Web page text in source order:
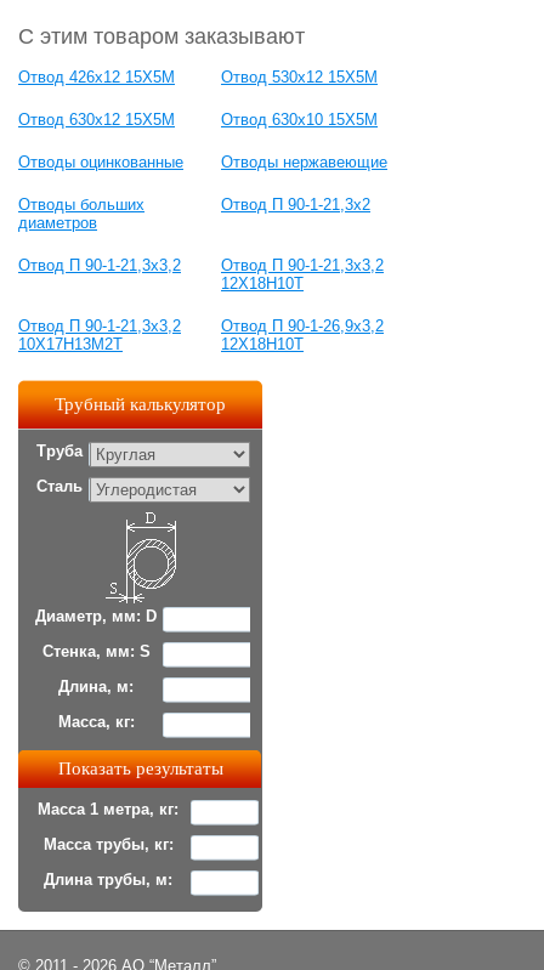
С этим товаром заказывают
Отвод 426х12 15Х5М Отвод 530х12 15Х5М
Отвод 630х12 15Х5М Отвод 630х10 15Х5М
Отводы оцинкованные Отводы нержавеющие
Отводы больших
диаметров
Отвод П 90-1-21,3х2
Отвод П 90-1-21,3х3,2
Отвод П 90-1-21,3х3,2
12Х18Н10Т
Отвод П 90-1-21,3х3,2
10Х17Н13М2Т
Отвод П 90-1-26,9х3,2
12Х18Н10Т
Трубный калькулятор
Труба
Сталь
Диаметр, мм: D
Стенка, мм: S
Длина, м:
Масса, кг:
Масса 1 метра, кг:
Масса трубы, кг:
Длина трубы, м:
© 2011 - 2026 АО “Металл”